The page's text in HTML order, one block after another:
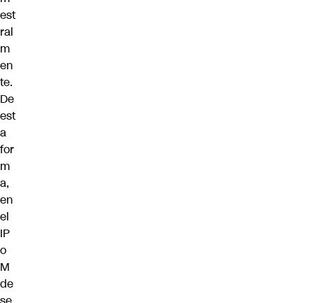
est
ral
m
en
te.
De
est
a
for
m
a,
en
el
IP
o
M
de